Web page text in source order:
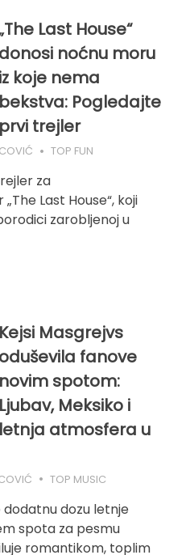
Last House“
donosi noćnu moru
iz koje nema
bekstva: Pogledajte
prvi trejler
TOP FUN
za
Last House“, koji
zarobljenoj u
Kejsi Masgrejvs
oduševila fanove
novim spotom:
Ljubav, Meksiko i
letnja atmosfera u
TOP MUSIC
dodatnu dozu letnje
spota za pesmu
romantikom, toplim